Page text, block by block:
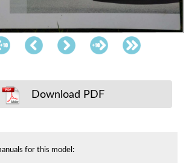
Download PDF
for this model: